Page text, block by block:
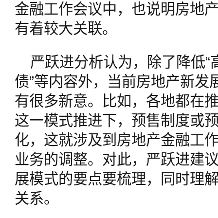
金融工作会议中，也说明房地
有着较大关联。
严跃进分析认为，除了降低
债”等内容外，当前房地产新发
有很多新意。比如，各地都在
这一模式推进下，预售制度或
化，这就涉及到房地产金融工
业务的调整。对此，严跃进建
展模式的要点要梳理，同时理
关系。